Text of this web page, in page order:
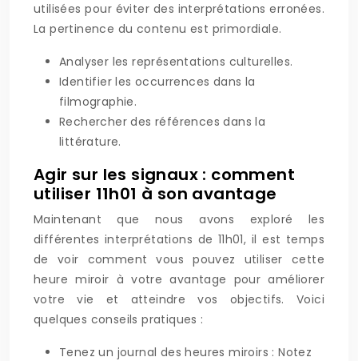
utilisées pour éviter des interprétations erronées.
La pertinence du contenu est primordiale.
Analyser les représentations culturelles.
Identifier les occurrences dans la
filmographie.
Rechercher des références dans la
littérature.
Agir sur les signaux : comment
utiliser 11h01 à son avantage
Maintenant que nous avons exploré les
différentes interprétations de 11h01, il est temps
de voir comment vous pouvez utiliser cette
heure miroir à votre avantage pour améliorer
votre vie et atteindre vos objectifs. Voici
quelques conseils pratiques :
Tenez un journal des heures miroirs : Notez